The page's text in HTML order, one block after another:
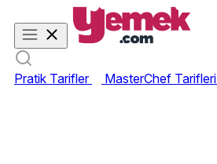
Pratik Tarifler MasterChef Tarifleri